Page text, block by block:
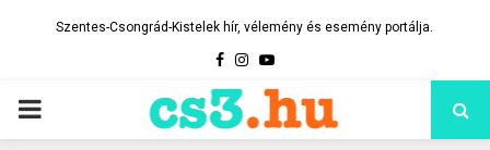
Szentes-Csongrád-Kistelek hír, vélemény és esemény portálja.
Facebook
Instagram
Youtube
PRIMARY